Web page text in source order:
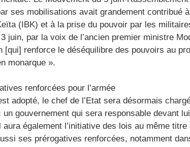
ses mobilisations avait grandement contribué
(IBK) et à la prise du pouvoir par les
juin, par la voix de l’ancien premier ministre
[qui] renforce le déséquilibre des pouvoirs au
monarque ».
renforcées pour l’armée
adopté, le chef de l’Etat sera désormais
un gouvernement qui sera responsable devant
aura également l’initiative des lois au même
ses prérogatives renforcées, notamment